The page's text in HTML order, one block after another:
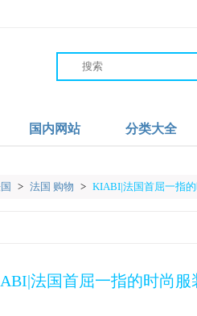
国内网站 分类大全
> 法国 购物 > KIABI|法国首屈一指
法国首屈一指的时尚服